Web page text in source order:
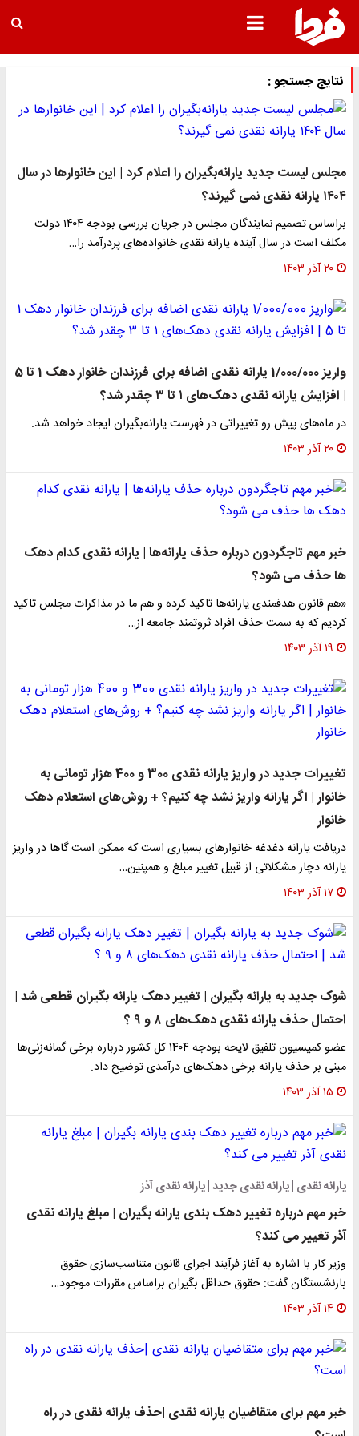
نتایج جستجو :
مجلس لیست جدید یارانه‌بگیران را اعلام کرد | این خانوارها در سال
۱۴۰۴ یارانه نقدی نمی گیرند؟
براساس تصمیم نمایندگان مجلس در جریان بررسی بودجه ۱۴۰۴ دولت
مکلف است در سال آینده یارانه نقدی خانواده‌های پردرآمد را…
۲۰ آذر ۱۴۰۳
واریز 1/000/000 یارانه نقدی اضافه برای فرزندان خانوار دهک 1 تا 5
| افزایش یارانه نقدی دهک‌های ۱ تا ۳ چقدر شد؟
در ماه‌های پیش رو تغییراتی در فهرست یارانه‌بگیران ایجاد خواهد شد.
۲۰ آذر ۱۴۰۳
خبر مهم تاجگردون درباره حذف یارانه‌ها | یارانه نقدی کدام دهک
ها حذف می شود؟
«هم قانون هدفمندی یارانه‌ها تاکید کرده و هم ما در مذاکرات مجلس تاکید
کردیم که به سمت حذف افراد ثروتمند جامعه از…
۱۹ آذر ۱۴۰۳
تغییرات جدید در واریز یارانه نقدی 300 و 400 هزار تومانی به
خانوار | اگر یارانه واریز نشد چه کنیم؟ + روش‌های استعلام دهک
خانوار
دریافت یارانه دغدغه خانوار‌های بسیاری است که ممکن است گا‌ها در واریز
یارانه دچار مشکلاتی از قبیل تغییر مبلغ و همپنین…
۱۷ آذر ۱۴۰۳
شوک جدید به یارانه بگیران | تغییر دهک یارانه بگیران قطعی شد |
احتمال حذف یارانه نقدی دهک‌های ۸ و ۹ ؟
عضو کمیسیون تلفیق لایحه بودجه ۱۴۰۴ کل کشور درباره برخی گمانه‌زنی‌ها
مبنی بر حذف یارانه‌ برخی دهک‌های درآمدی توضیح داد.
۱۵ آذر ۱۴۰۳
یارانه نقدی | یارانه نقدی جدید | یارانه نقدی آذز
خبر مهم درباره تغییر دهک بندی یارانه بگیران | مبلغ یارانه نقدی
آذر تغییر می کند؟
وزیر کار با اشاره به آغاز فرآیند اجرای قانون متناسب‌سازی حقوق
بازنشستگان گفت: حقوق حداقل بگیران براساس مقررات موجود…
۱۴ آذر ۱۴۰۳
خبر مهم برای متقاضیان یارانه نقدی |حذف یارانه نقدی در راه